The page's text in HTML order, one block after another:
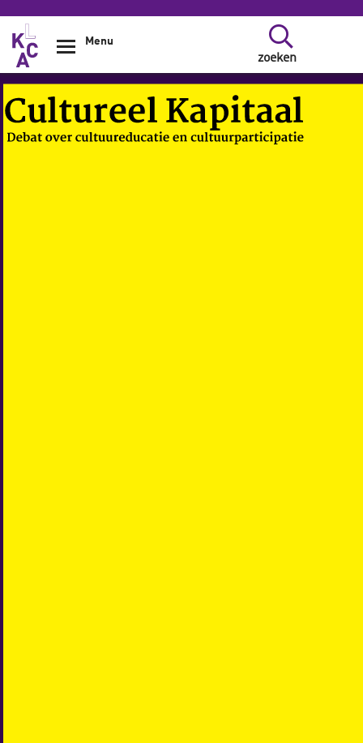
Overslaan en naar de inhoud gaan
zoeken
Menu